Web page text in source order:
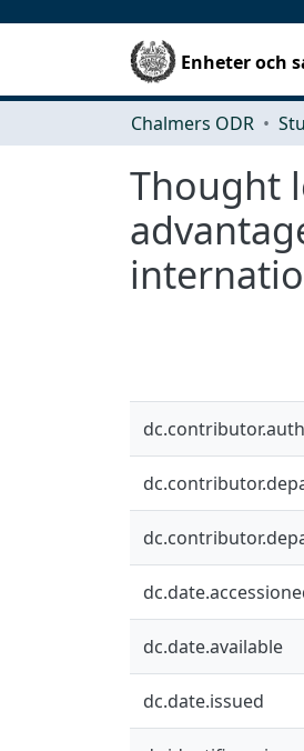
Enheter och
Chalmers ODR
Thought
dc.date.available
dc.date.issued